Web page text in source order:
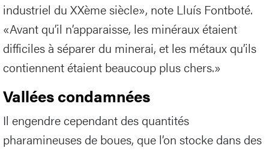
industriel du XXème siècle», note Lluís Fontboté.
«Avant qu’il n’apparaisse, les minéraux étaient
difficiles à séparer du minerai, et les métaux qu’ils
contiennent étaient beaucoup plus chers.»
Vallées condamnées
Il engendre cependant des quantités
pharamineuses de boues, que l’on stocke dans des